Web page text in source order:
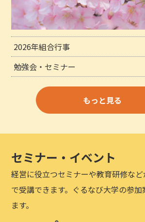
2026年組合行事
勉強会・セミナー
もっと見る
セミナー・イベント
経営に役立つセミナーや教育研修な
で受講できます。ぐるなび大学の参
ます。